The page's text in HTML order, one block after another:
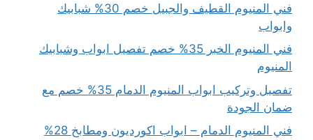
فني المنيوم القطيف والجبيل خصم 30% شبابيك
وابواب
فني المنيوم الخبر 35% خصم تفصيل ابواب وشبابيك
المنيوم
تفصيل وتركيب ابواب المنيوم الدمام 35% خصم مع
ضمان الجودة
فني المنيوم الدمام – ابواب اكورديون ومطابخ 28%